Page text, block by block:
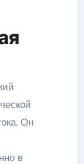
Он
в